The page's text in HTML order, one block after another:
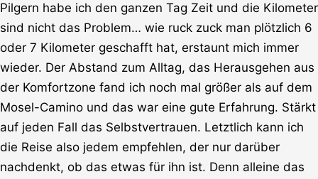
Pilgern habe ich den ganzen Tag Zeit und die Kilometer
sind nicht das Problem… wie ruck zuck man plötzlich 6
oder 7 Kilometer geschafft hat, erstaunt mich immer
wieder. Der Abstand zum Alltag, das Herausgehen aus
der Komfortzone fand ich noch mal größer als auf dem
Mosel-Camino und das war eine gute Erfahrung. Stärkt
auf jeden Fall das Selbstvertrauen. Letztlich kann ich
die Reise also jedem empfehlen, der nur darüber
nachdenkt, ob das etwas für ihn ist. Denn alleine das